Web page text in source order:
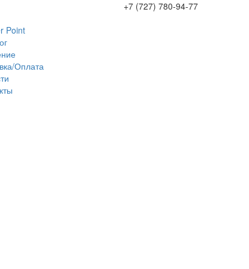
+7 (727) 780-94-77
Point
Оплата